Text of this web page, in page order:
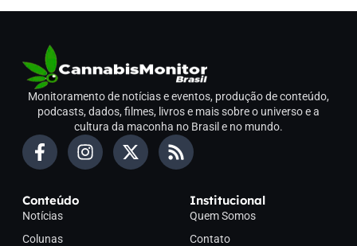
Monitoramento de notícias e eventos, produção de conteúdo,
podcasts, dados, filmes, livros e mais sobre o universo e a
cultura da maconha no Brasil e no mundo.
Conteúdo
Notícias
Colunas
Institucional
Quem Somos
Contato